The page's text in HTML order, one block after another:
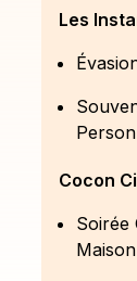
Les
Cocon
Soirée
Maison